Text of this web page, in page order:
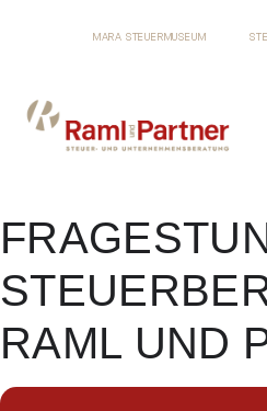
MARA STEUERMUSEUM
RAML UND